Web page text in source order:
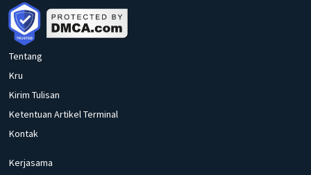
Tentang
Kru
Kirim Tulisan
Ketentuan Artikel Terminal
Kontak
Kerjasama